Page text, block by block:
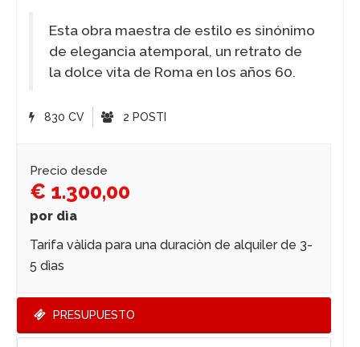
Esta obra maestra de estilo es sinónimo
de elegancia atemporal, un retrato de
la dolce vita de Roma en los años 60.
830 CV 2 POSTI
Precio desde
€ 1.300,00
por dìa
Tarifa vàlida para una duraciòn de alquiler de 3-
5 dìas
PRESUPUESTO